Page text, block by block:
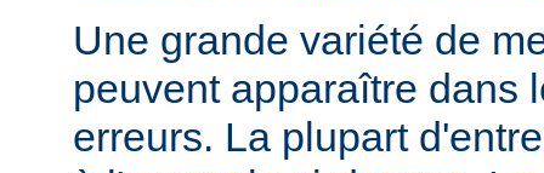
Une grande variété de
peuvent apparaître dans
erreurs. La plupart